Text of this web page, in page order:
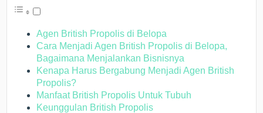
Agen British Propolis di Belopa
Cara Menjadi Agen British Propolis di Belopa,
Bagaimana Menjalankan Bisnisnya
Kenapa Harus Bergabung Menjadi Agen British
Propolis?
Manfaat British Propolis Untuk Tubuh
Keunggulan British Propolis